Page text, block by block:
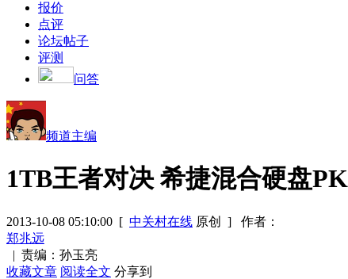
报价
点评
论坛帖子
评测
问答
频道主编
1TB王者对决 希捷混合硬盘
2013-10-08 05:10:00 [ 中关村在线 原创 ]
作者：
郑兆远
| 责编：孙玉亮
收藏文章 阅读全文 分享到